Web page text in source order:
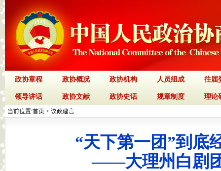
政协章程 政协概况 政协机构 人员组成 往届
领导讲话 政协文献 政协史话 规章制度 理论
当前位置:首页 > 议政建言
“天下第一团”到底
——大理州白剧